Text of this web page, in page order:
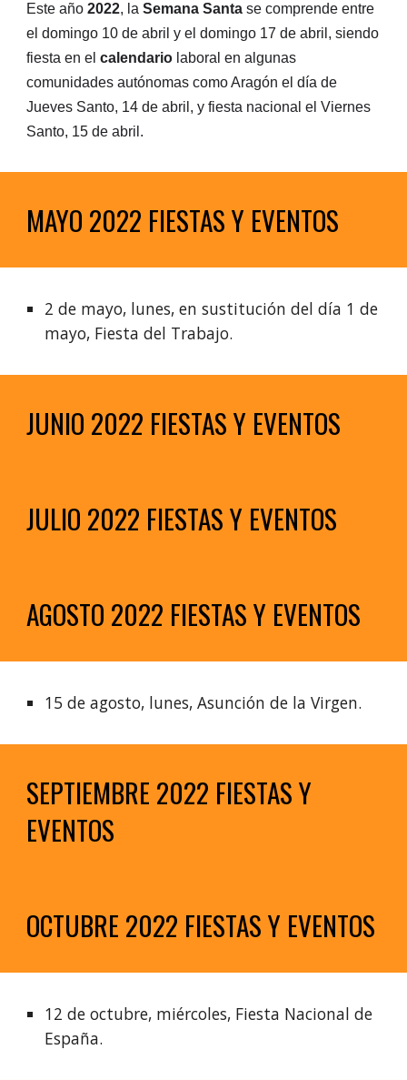
Este año 2022, la Semana Santa se comprende entre
el domingo 10 de abril y el domingo 17 de abril, siendo
fiesta en el calendario laboral en algunas
comunidades autónomas como Aragón el día de
Jueves Santo, 14 de abril, y fiesta nacional el Viernes
Santo, 15 de abril.
MAYO 2022 FIESTAS Y EVENTOS
2 de mayo, lunes, en sustitución del día 1 de
mayo, Fiesta del Trabajo.
JUNIO 2022 FIESTAS Y EVENTOS
JULIO 2022 FIESTAS Y EVENTOS
AGOSTO 2022 FIESTAS Y EVENTOS
15 de agosto, lunes, Asunción de la Virgen.
SEPTIEMBRE 2022 FIESTAS Y
EVENTOS
OCTUBRE 2022 FIESTAS Y EVENTOS
12 de octubre, miércoles, Fiesta Nacional de
España.